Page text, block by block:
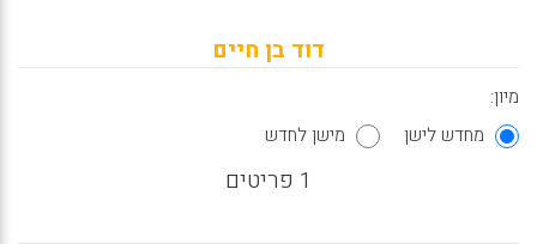
דוד בן חיים
מיון:
מחדש לישן
מישן לחדש
1 פריטים